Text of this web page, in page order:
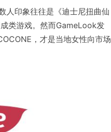
人印象往往是《迪士尼扭曲仙
类游戏。然而GameLook发
，才是当地女性向市场